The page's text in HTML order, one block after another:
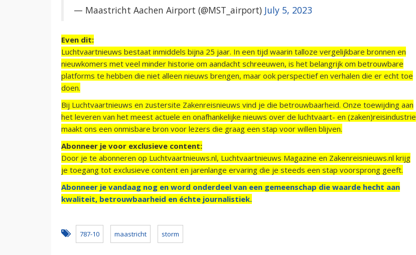
— Maastricht Aachen Airport (@MST_airport) July 5, 2023
Even dit:
Luchtvaartnieuws bestaat inmiddels bijna 25 jaar. In een tijd waarin talloze vergelijkbare bronnen en
nieuwkomers met veel minder historie om aandacht schreeuwen, is het belangrijk om betrouwbare
platforms te hebben die niet alleen nieuws brengen, maar ook perspectief en verhalen die er echt toe
doen.
Bij Luchtvaartnieuws en zustersite Zakenreisnieuws vind je die betrouwbaarheid. Onze toewijding aan
het leveren van het meest actuele en onafhankelijke nieuws over de luchtvaart- en (zaken)reisindustrie
maakt ons een onmisbare bron voor lezers die graag een stap voor willen blijven.
Abonneer je voor exclusieve content:
Door je te abonneren op Luchtvaartnieuws.nl, Luchtvaartnieuws Magazine en Zakenreisnieuws.nl krijg
je toegang tot exclusieve content en jarenlange ervaring die je steeds een stap voorsprong geeft.
Abonneer je vandaag nog en word onderdeel van een gemeenschap die waarde hecht aan
kwaliteit, betrouwbaarheid en échte journalistiek.
787-10 maastricht storm